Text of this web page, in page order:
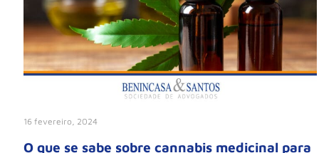
16 fevereiro, 2024
O que se sabe sobre cannabis medicinal para